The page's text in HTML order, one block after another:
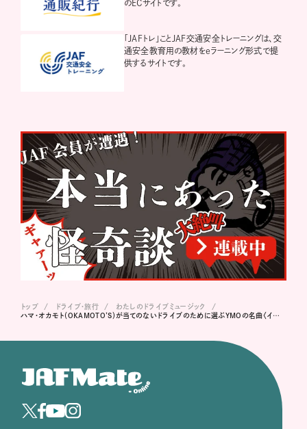
のECサイトです。
「JAFトレ」ことJAF交通安全トレーニングは、交
通安全教育用の教材をeラーニング形式で提
供するサイトです。
トップ ドライブ･旅行
わたしのドライブミュージック
ハマ･オカモト（OKAMOTO’S）が当てのないドライブのために選ぶYMOの名曲〈イエロー・マジック・オーケストラ / 以心電信〉